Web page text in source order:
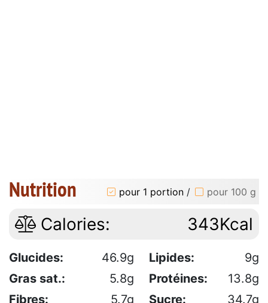
Nutrition pour 1 portion / pour 100 g
Calories: 343Kcal
Glucides: 46.9g Lipides:
9g
Gras sat.:
5.8g Protéines:
13.8g
Fibres:
5.7g Sucre:
34.7g